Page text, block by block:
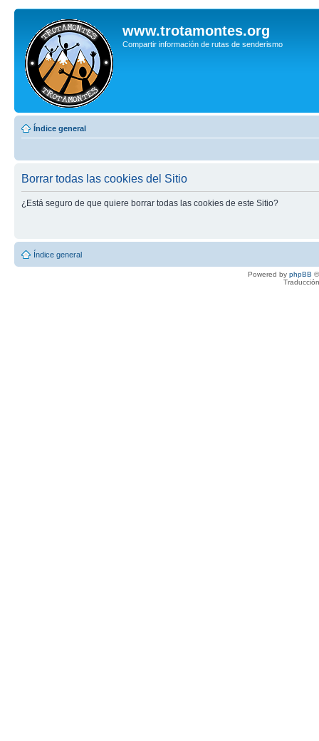
www.trotamontes.org
Compartir información de rutas de senderismo
Índice general
Borrar todas las cookies del Sitio
¿Está seguro de que quiere borrar todas las cookies de este Sitio?
Índice general
Powered by phpBB